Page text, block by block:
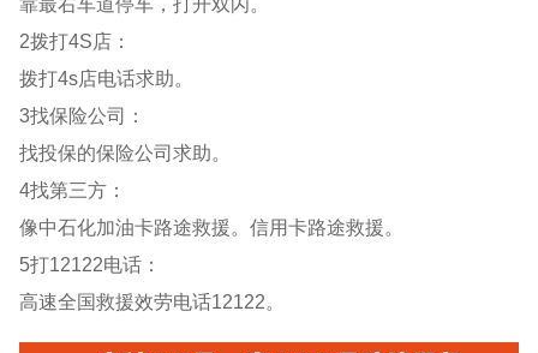
2拨打4S店：
拨打4s店电话求助。
3找保险公司：
找投保的保险公司求助。
4找第三方：
像中石化加油卡路途救援。信用卡路途救援。
5打12122电话：
高速全国救援效劳电话12122。